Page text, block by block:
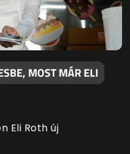
MOST MÁR ELI
Eli Roth új